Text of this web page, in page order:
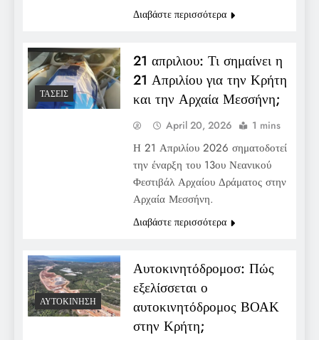
Διαβάστε περισσότερα
ΤΆΣΕΙΣ
21 απριλιου: Τι σημαίνει η
21 Απριλίου για την Κρήτη
και την Αρχαία Μεσσήνη;
April 20, 2026 1 mins
Η 21 Απριλίου 2026 σηματοδοτεί
την έναρξη του 13ου Νεανικού
Φεστιβάλ Αρχαίου Δράματος στην
Αρχαία Μεσσήνη.
Διαβάστε περισσότερα
ΑΥΤΟΚΊΝΗΣΗ
Αυτοκινητόδρομοσ: Πώς
εξελίσσεται ο
αυτοκινητόδρομος ΒΟΑΚ
στην Κρήτη;